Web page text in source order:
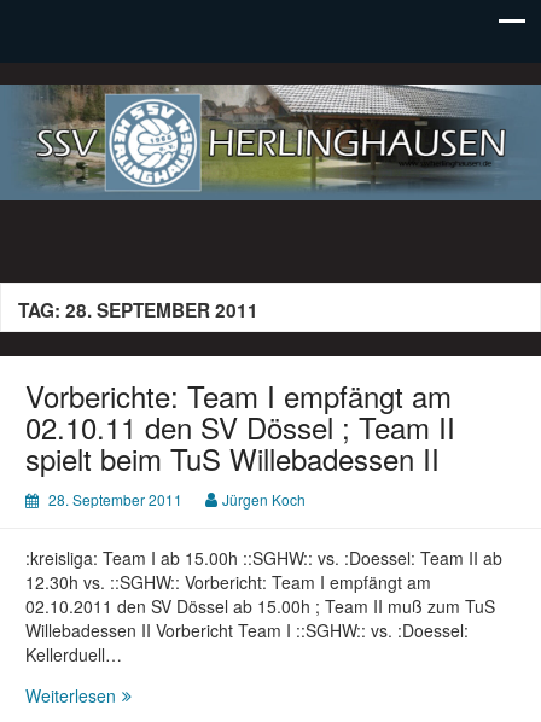
SSV Herlinghausen e. V.
TAG: 28. SEPTEMBER 2011
Vorberichte: Team I empfängt am
02.10.11 den SV Dössel ; Team II
spielt beim TuS Willebadessen II
28. September 2011 Jürgen Koch
:kreisliga: Team I ab 15.00h ::SGHW:: vs. :Doessel: Team II ab
12.30h vs. ::SGHW:: Vorbericht: Team I empfängt am
02.10.2011 den SV Dössel ab 15.00h ; Team II muß zum TuS
Willebadessen II Vorbericht Team I ::SGHW:: vs. :Doessel:
Kellerduell…
Weiterlesen Vorberichte: